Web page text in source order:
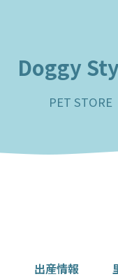
Doggy
PET STORE
出産情報